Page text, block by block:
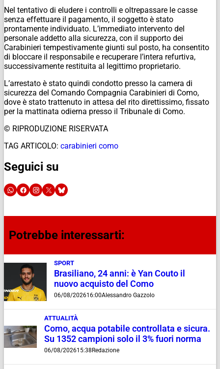
Nel tentativo di eludere i controlli e oltrepassare le casse
senza effettuare il pagamento, il soggetto è stato
prontamente individuato. L’immediato intervento del
personale addetto alla sicurezza, con il supporto dei
Carabinieri tempestivamente giunti sul posto, ha consentito
di bloccare il responsabile e recuperare l’intera refurtiva,
successivamente restituita al legittimo proprietario.
L’arrestato è stato quindi condotto presso la camera di
sicurezza del Comando Compagnia Carabinieri di Como,
dove è stato trattenuto in attesa del rito direttissimo, fissato
per la mattinata odierna presso il Tribunale di Como.
© RIPRODUZIONE RISERVATA
TAG ARTICOLO: carabinieri como
Seguici su
Potrebbe interessarti:
SPORT
Brasiliano, 24 anni: è Yan Couto il
nuovo acquisto del Como
06/08/202616:00Alessandro Gazzolo
ATTUALITÀ
Como, acqua potabile controllata e sicura.
Su 1352 campioni solo il 3% fuori norma
06/08/202615:38 Redazione